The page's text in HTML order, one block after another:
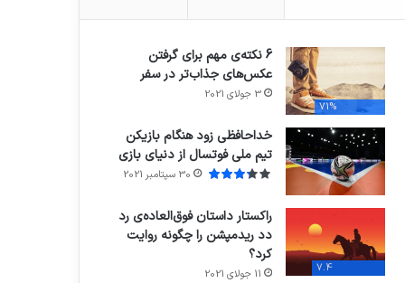
71%
6 نکته‌ی مهم برای گرفتن
عکس‌های جذاب‌تر در سفر
3 جولای 2021
خداحافظی زود هنگام بازیکن
تیم ملی فوتسال از دنیای بازی
30 سپتامبر 2021
7.4
راکستار داستان فوق‌العاده‌ی رد
دد ریدمپشن را چگونه روایت
کرد؟
11 جولای 2021